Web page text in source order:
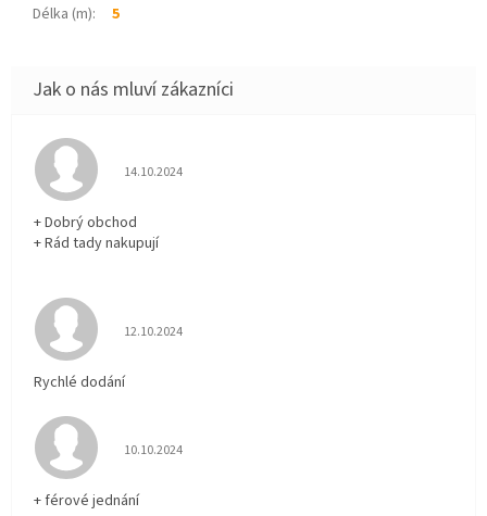
Délka (m): 5
Hodnocení obchodu je 5 z 5 hvězdiček.
14.10.2024
+ Dobrý obchod
+ Rád tady nakupují
Hodnocení obchodu je 5 z 5 hvězdiček.
12.10.2024
Rychlé dodání
Hodnocení obchodu je 5 z 5 hvězdiček.
10.10.2024
+ férové jednání